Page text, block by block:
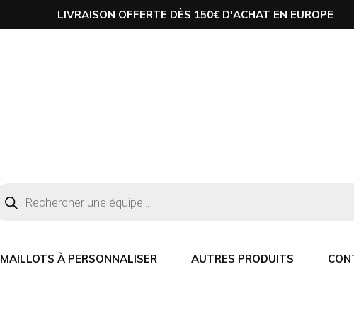
LIVRAISON OFFERTE DÈS 150€ D'ACHAT EN EUROPE
MAILLOTS À PERSONNALISER AUTRES PRODUITS